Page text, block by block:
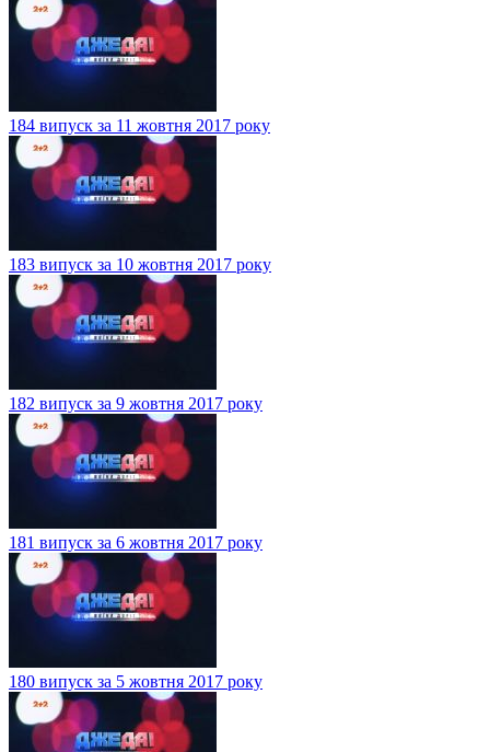
184 випуск за 11 жовтня 2017 року
183 випуск за 10 жовтня 2017 року
182 випуск за 9 жовтня 2017 року
181 випуск за 6 жовтня 2017 року
180 випуск за 5 жовтня 2017 року